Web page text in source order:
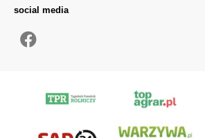
social media